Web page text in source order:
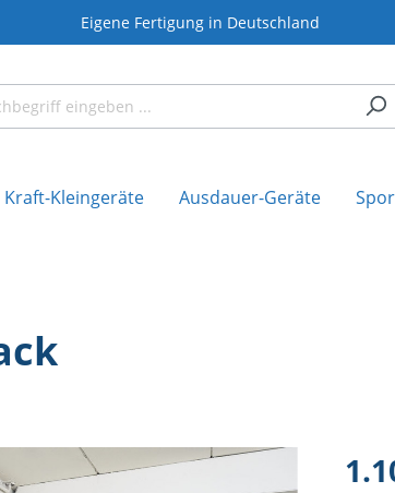
Eigene Fertigung in Deutschland
Kraft-Kleingeräte Ausdauer-Geräte